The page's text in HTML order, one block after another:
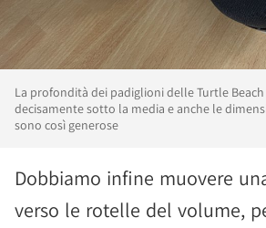
La profondità dei padiglioni delle Turtle Beach
decisamente sotto la media e anche le
sono così generose
Dobbiamo infine muovere
verso le rotelle del volume,